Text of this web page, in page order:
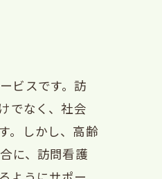
ビスです。訪
でなく、社会
。しかし、高齢
に、訪問看護